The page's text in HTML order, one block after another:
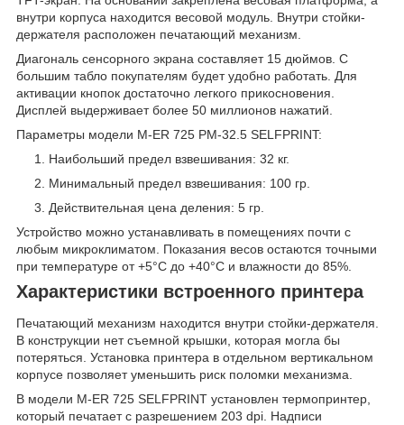
внутри корпуса находится весовой модуль. Внутри стойки-
держателя расположен печатающий механизм.
Диагональ сенсорного экрана составляет 15 дюймов. С
большим табло покупателям будет удобно работать. Для
активации кнопок достаточно легкого прикосновения.
Дисплей выдерживает более 50 миллионов нажатий.
Параметры модели M-ER 725 PM-32.5 SELFPRINT:
Наибольший предел взвешивания: 32 кг.
Минимальный предел взвешивания: 100 гр.
Действительная цена деления: 5 гр.
Устройство можно устанавливать в помещениях почти с
любым микроклиматом. Показания весов остаются точными
при температуре от +5°С до +40°С и влажности до 85%.
Характеристики встроенного принтера
Печатающий механизм находится внутри стойки-держателя.
В конструкции нет съемной крышки, которая могла бы
потеряться. Установка принтера в отдельном вертикальном
корпусе позволяет уменьшить риск поломки механизма.
В модели M-ER 725 SELFPRINT установлен термопринтер,
который печатает с разрешением 203 dpi. Надписи